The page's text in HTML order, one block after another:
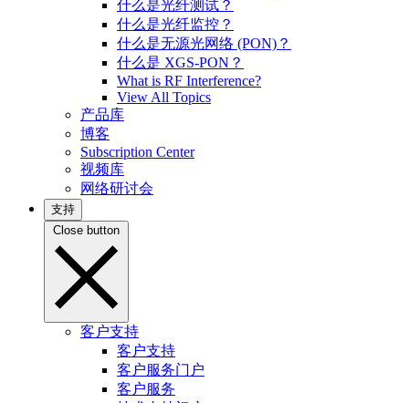
什么是光纤测试？
什么是光纤监控？
什么是无源光网络 (PON)？
什么是 XGS-PON？
What is RF Interference?
View All Topics
产品库
博客
Subscription Center
视频库
网络研讨会
支持
Close button
客户支持
客户支持
客户服务门户
客户服务